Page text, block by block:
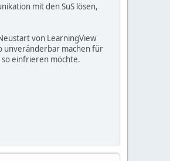
mit den SuS lösen,
von LearningView
unveränderbar machen für
einfrieren möchte.